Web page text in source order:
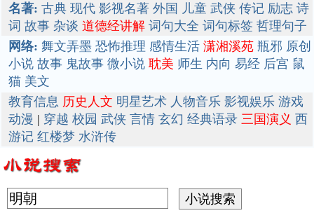
名著: 古典 现代 影视名著 外国 儿童 武侠 传记 励志 诗
词 故事 杂谈 道德经讲解 词句大全 词句标签 哲理句子
网络: 舞文弄墨 恐怖推理 感情生活 潇湘溪苑 瓶邪 原创
小说 故事 鬼故事 微小说 耽美 师生 内向 易经 后宫 鼠
猫 美文
教育信息 历史人文 明星艺术 人物音乐 影视娱乐 游戏
动漫 | 穿越 校园 武侠 言情 玄幻 经典语录 三国演义 西
游记 红楼梦 水浒传